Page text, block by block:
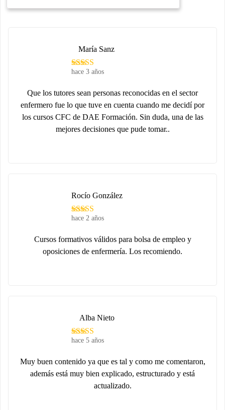
hace 3 años
María Sanz
Que los tutores sean personas reconocidas en el sector
enfermero fue lo que tuve en cuenta cuando me decidí por
los cursos CFC de DAE Formación. Sin duda, una de las
mejores decisiones que pude tomar..
hace 2 años
Rocío González
Cursos formativos válidos para bolsa de empleo y
oposiciones de enfermería. Los recomiendo.
hace 5 años
Alba Nieto
Muy buen contenido ya que es tal y como me comentaron,
además está muy bien explicado, estructurado y está
actualizado.